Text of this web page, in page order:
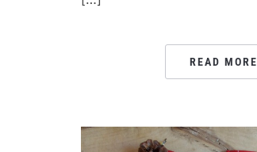
READ MORE